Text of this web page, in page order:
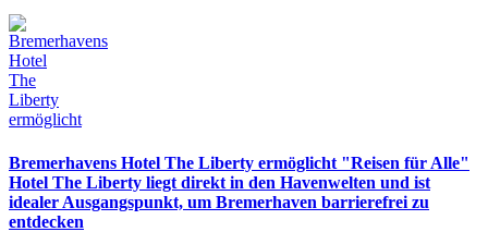
Bremerhavens Hotel The Liberty ermöglicht "Reisen für Alle"
Hotel The Liberty liegt direkt in den Havenwelten und ist
idealer Ausgangspunkt, um Bremerhaven barrierefrei zu
entdecken